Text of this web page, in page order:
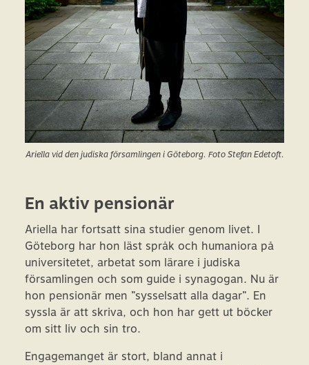
Ariella vid den judiska församlingen i Göteborg. Foto Stefan Edetoft.
En aktiv pensionär
Ariella har fortsatt sina studier genom livet. I
Göteborg har hon läst språk och humaniora på
universitetet, arbetat som lärare i judiska
församlingen och som guide i synagogan. Nu är
hon pensionär men ”sysselsatt alla dagar”. En
syssla är att skriva, och hon har gett ut böcker
om sitt liv och sin tro.
Engagemanget är stort, bland annat i